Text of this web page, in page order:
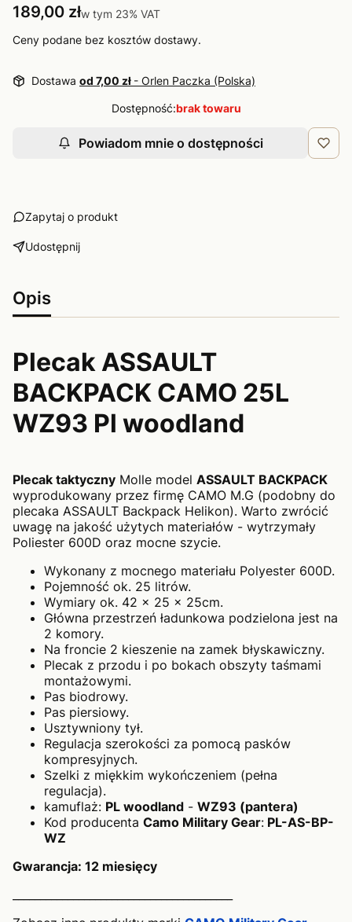
Cena
189,00 złw tym 23% VAT
w tym 23% VAT
Ceny podane bez kosztów dostawy.
Dostawa od 7,00 zł - Orlen Paczka (Polska)
Dostępność:brak towaru
Powiadom mnie o dostępności
Zapytaj o produkt
Udostępnij
Opis
Plecak ASSAULT
BACKPACK CAMO 25L
WZ93 Pl woodland
Plecak taktyczny Molle model ASSAULT BACKPACK
wyprodukowany przez firmę CAMO M.G (podobny do
plecaka ASSAULT Backpack Helikon). Warto zwrócić
uwagę na jakość użytych materiałów - wytrzymały
Poliester 600D oraz mocne szycie.
Wykonany z mocnego materiału Polyester 600D.
Pojemność ok. 25 litrów.
Wymiary ok. 42 x 25 x 25cm.
Główna przestrzeń ładunkowa podzielona jest na
2 komory.
Na froncie 2 kieszenie na zamek błyskawiczny.
Plecak z przodu i po bokach obszyty taśmami
montażowymi.
Pas biodrowy.
Pas piersiowy.
Usztywniony tył.
Regulacja szerokości za pomocą pasków
kompresyjnych.
Szelki z miękkim wykończeniem (pełna
regulacja).
kamuflaż: PL woodland - WZ93 (pantera)
Kod producenta Camo Military Gear: PL-AS-BP-
WZ
Gwarancja: 12 miesięcy